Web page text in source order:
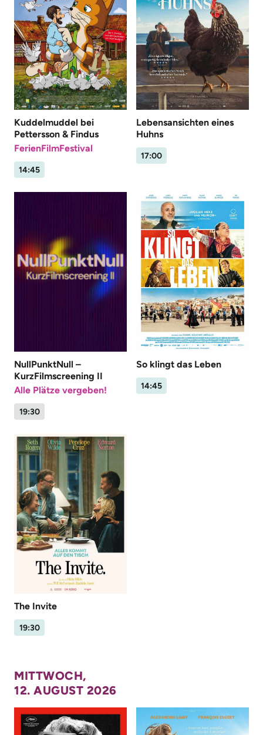
Kuddelmuddel bei
Pettersson & Findus
FerienFilmFestival
14:45
Lebensansichten eines
Huhns
17:00
NullPunktNull –
KurzFilmscreening II
Alle Plätze vergeben!
19:30
So klingt das Leben
14:45
The Invite
19:30
MITTWOCH,
12. AUGUST 2026